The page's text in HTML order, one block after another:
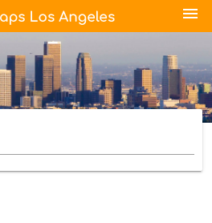
menu